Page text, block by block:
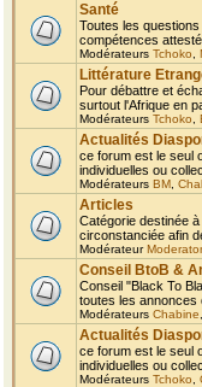
Santé
Toutes les
compétences
Modérateurs Tchoko
Littérature
Pour débattre et
surtout l'Afrique en
Modérateurs Tchoko
Actualités
ce forum est le seul
individuelles ou
Modérateurs BM
Articles
Catégorie destinée
circonstanciée afin
Modérateur
Conseil BtoB &
Conseil "Black To
toutes les annonces
Modérateurs Chabine
Actualités
ce forum est le seul
individuelles ou
Modérateurs Tchoko